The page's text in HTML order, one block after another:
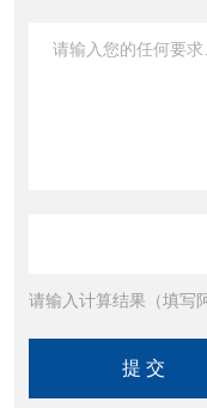
请输入计算结果（填写